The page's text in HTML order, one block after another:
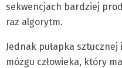
sekwencjach bardziej
raz algorytm.
Jednak pułapka
mózgu człowieka, który